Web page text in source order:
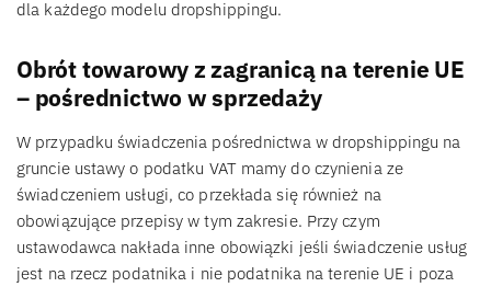
dla każdego modelu dropshippingu.
Obrót towarowy z zagranicą na terenie UE
– pośrednictwo w sprzedaży
W przypadku świadczenia pośrednictwa w dropshippingu na
gruncie ustawy o podatku VAT mamy do czynienia ze
świadczeniem usługi, co przekłada się również na
obowiązujące przepisy w tym zakresie. Przy czym
ustawodawca nakłada inne obowiązki jeśli świadczenie usług
jest na rzecz podatnika i nie podatnika na terenie UE i poza